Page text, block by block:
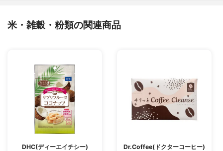
米・雑穀・粉類の関連商品
DHC(ディーエイチシー)
Dr.Coffee(ドクターコーヒー)